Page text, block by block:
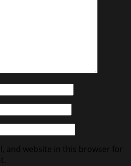
and website in this browser for